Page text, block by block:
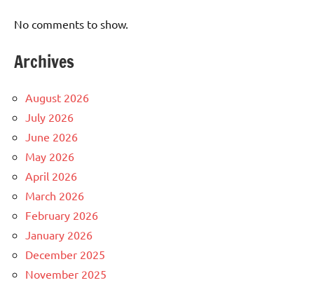
No comments to show.
Archives
August 2026
July 2026
June 2026
May 2026
April 2026
March 2026
February 2026
January 2026
December 2025
November 2025